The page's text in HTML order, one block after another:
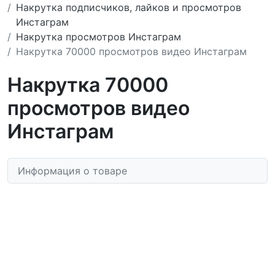
Накрутка подписчиков, лайков и просмотров
Инстаграм
Накрутка просмотров Инстаграм
Накрутка 70000 просмотров видео Инстаграм
Накрутка 70000
просмотров видео
Инстаграм
Информация о товаре